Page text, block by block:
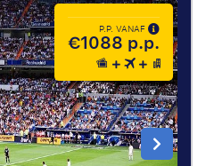
P.P. VANAF
€1088 p.p.